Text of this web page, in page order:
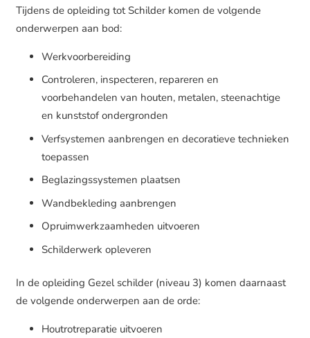
Tijdens de opleiding tot Schilder komen de volgende
onderwerpen aan bod:
Werkvoorbereiding
Controleren, inspecteren, repareren en
voorbehandelen van houten, metalen, steenachtige
en kunststof ondergronden
Verfsystemen aanbrengen en decoratieve technieken
toepassen
Beglazingssystemen plaatsen
Wandbekleding aanbrengen
Opruimwerkzaamheden uitvoeren
Schilderwerk opleveren
In de opleiding Gezel schilder (niveau 3) komen daarnaast
de volgende onderwerpen aan de orde:
Houtrotreparatie uitvoeren